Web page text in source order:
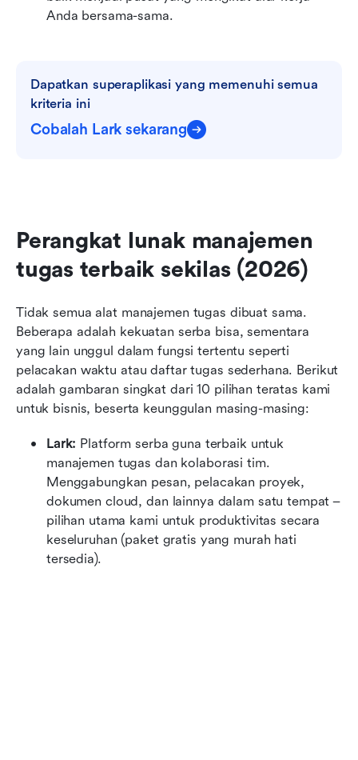
Anda bersama-sama.
Dapatkan superaplikasi yang memenuhi semua
kriteria ini
Cobalah Lark sekarang
Perangkat lunak manajemen
tugas terbaik sekilas (2026)
Tidak semua alat manajemen tugas dibuat sama.
Beberapa adalah kekuatan serba bisa, sementara
yang lain unggul dalam fungsi tertentu seperti
pelacakan waktu atau daftar tugas sederhana. Berikut
adalah gambaran singkat dari 10 pilihan teratas kami
untuk bisnis, beserta keunggulan masing-masing:
Lark: Platform serba guna terbaik untuk
manajemen tugas dan kolaborasi tim.
Menggabungkan pesan, pelacakan proyek,
dokumen cloud, dan lainnya dalam satu tempat –
pilihan utama kami untuk produktivitas secara
keseluruhan (paket gratis yang murah hati
tersedia).